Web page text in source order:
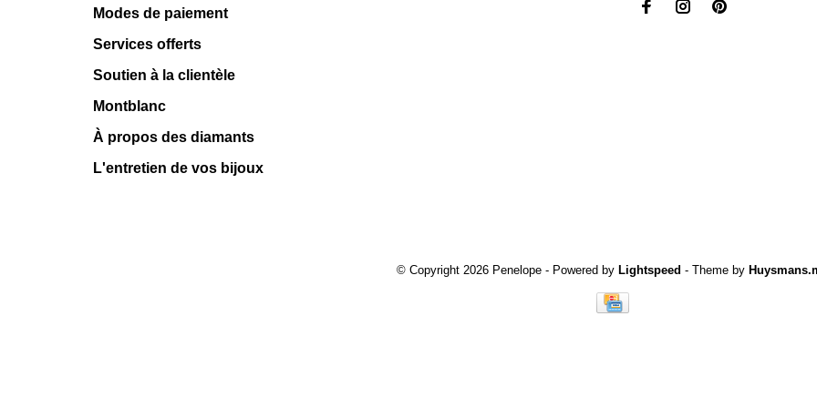
Modes de paiement
Services offerts
Soutien à la clientèle
Montblanc
À propos des diamants
L'entretien de vos bijoux
© Copyright 2026 Penelope - Powered by Lightspeed - Theme by